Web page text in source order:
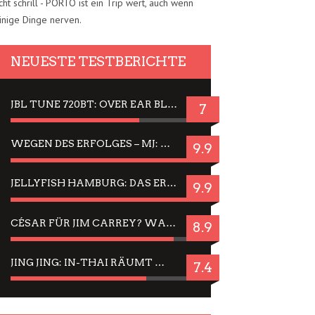
schrill - PORTO ist ein Trip wert, auch wenn
Dinge nerven.
NEUESTE TESTBERICHTE
JBL TUNE 720BT: OVER EAR BLUETOOTH KOPFHÖRER UM DIE 50,-€ IM DAUER-TEST 7
WEGEN DES ERFOLGES – MJ: MICHAEL JACKSON MUSICAL IN EINER MATINEE SEHEN 9.9
JELLYFISH HAMBURG: DAS ERFOLGREICHE SOMMER-MENÜ 2025 IN GEFÜHLEN UND BILDERN 9.9
CÉSAR FÜR JIM CARREY? WARUM DAS EINER DER NERVIGSTEN ACTORS IST UND BLEIBT 8.9
JING JING: IN-THAI RÄUMT WIEDER TITEL AB – EIN ZWEI-STUNDEN-ERLEBNISBERICHT 7.4